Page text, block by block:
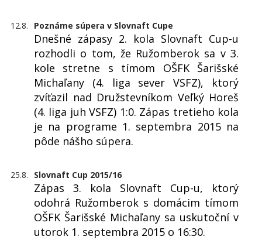
12.8. Poznáme súpera v Slovnaft Cupe
Dnešné zápasy 2. kola Slovnaft Cup-u
rozhodli o tom, že Ružomberok sa v 3.
kole stretne s tímom OŠFK Šarišské
Michaľany (4. liga sever VSFZ), ktorý
zvíťazil nad Družstevníkom Veľký Horeš
(4. liga juh VSFZ) 1:0. Zápas tretieho kola
je na programe 1. septembra 2015 na
pôde nášho súpera.
25.8. Slovnaft Cup 2015/16
Zápas 3. kola Slovnaft Cup-u, ktorý
odohrá Ružomberok s domácim tímom
OŠFK Šarišské Michaľany sa uskutoční v
utorok 1. septembra 2015 o 16:30.